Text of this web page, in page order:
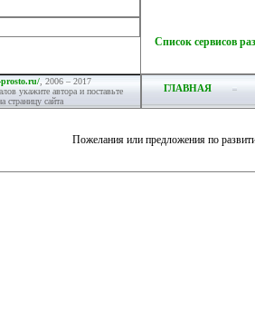
Список сервисов
, 2006 – 2017
укажите автора и поставьте
страницу сайта
ГЛАВНАЯ
Пожелания или предложения по